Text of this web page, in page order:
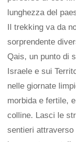
lunghezza del
Il trekking va da
sorprendente
Qais, un punto di
Israele e sui
nelle giornate
morbida e fertile,
colline. Lasci le
sentieri attraverso